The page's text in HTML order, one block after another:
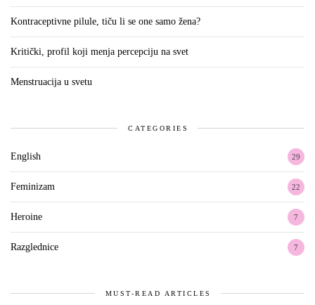
Kontraceptivne pilule, tiču li se one samo žena?
Kritički, profil koji menja percepciju na svet
Menstruacija u svetu
CATEGORIES
English 29
Feminizam 22
Heroine 7
Razglednice 7
MUST-READ ARTICLES